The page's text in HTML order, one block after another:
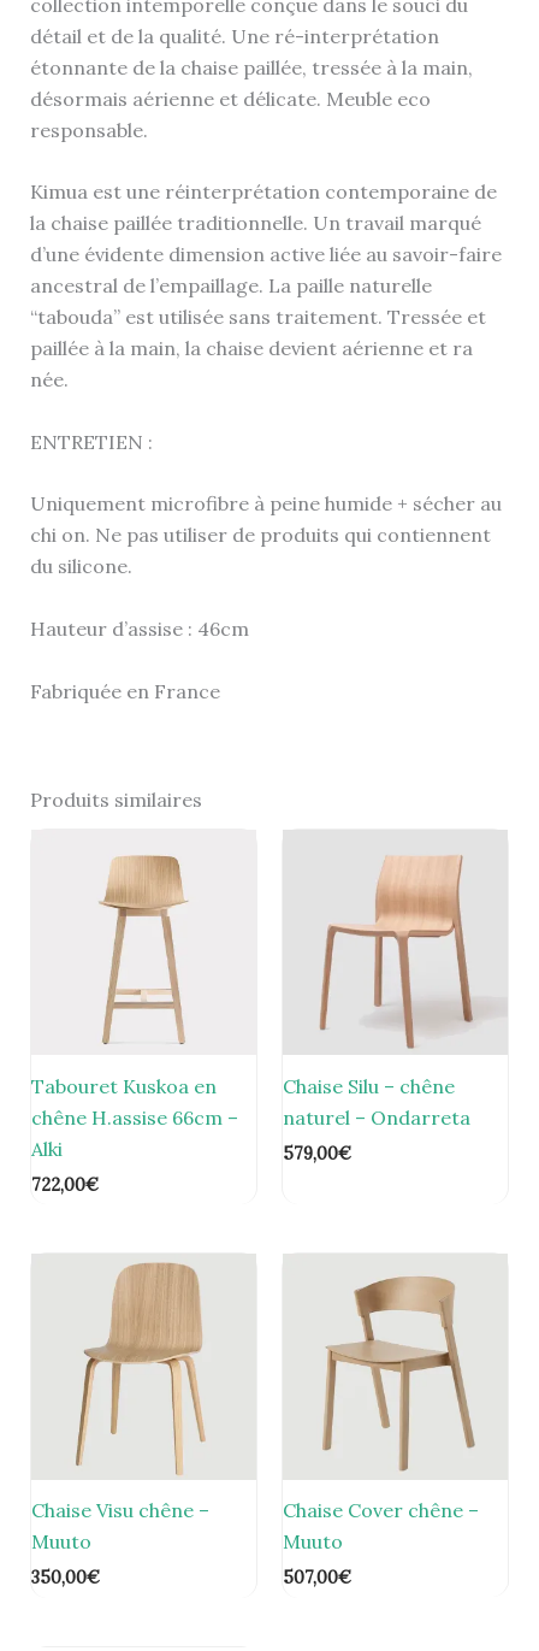
détail et de la qualité. Une ré-interprétation
étonnante de la chaise paillée, tressée à la main,
désormais aérienne et délicate. Meuble eco
responsable.
Kimua est une réinterprétation contemporaine de
la chaise paillée traditionnelle. Un travail marqué
d’une évidente dimension active liée au savoir-faire
ancestral de l’empaillage. La paille naturelle
“tabouda” est utilisée sans traitement. Tressée et
paillée à la main, la chaise devient aérienne et ra
née.
ENTRETIEN :
Uniquement microfibre à peine humide + sécher au
chi on. Ne pas utiliser de produits qui contiennent
du silicone.
Hauteur d’assise : 46cm
Fabriquée en France
Produits similaires
Tabouret Kuskoa en
chêne H.assise 66cm –
Alki
722,00€
Chaise Silu – chêne
naturel – Ondarreta
579,00€
Chaise Visu chêne –
Muuto
350,00€
Chaise Cover chêne –
Muuto
507,00€